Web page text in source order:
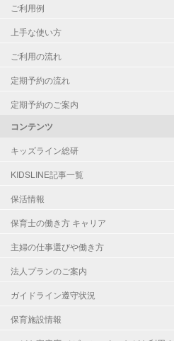
ご利用例
上手な使い方
ご利用の流れ
定期予約の流れ
定期予約のご案内
コンテンツ
キッズライン総研
KIDSLINE記事一覧
保活情報
保育士の働き方 キャリア
主婦の仕事選びや働き方
法人プランのご案内
ガイドライン遵守状況
保育施設情報